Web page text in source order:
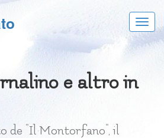
al
menu
e altro in
de "Il Montorfano", il